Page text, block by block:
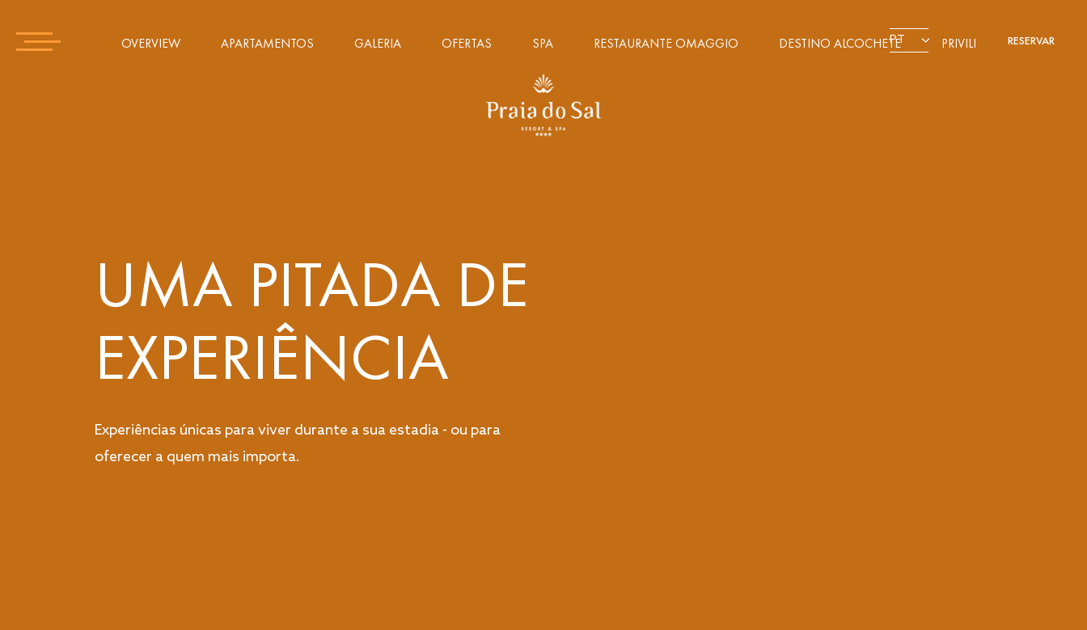
OVERVIEW APARTAMENTOS GALERIA OFERTAS SPA RESTAURANTE OMAGGIO DESTINO ALCOCHETE PRIVILEGE CARD
PT RESERVAR
UMA PITADA DE
EXPERIÊNCIA
Experiências únicas para viver durante a sua estadia - ou para
oferecer a quem mais importa.